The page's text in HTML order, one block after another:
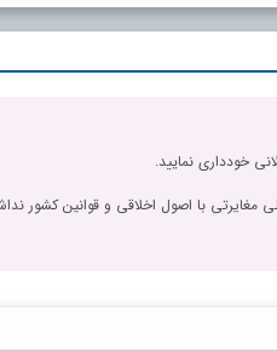
خودداری نمایید.
مغایرتی با اصول اخلاقی و قوانین کشور